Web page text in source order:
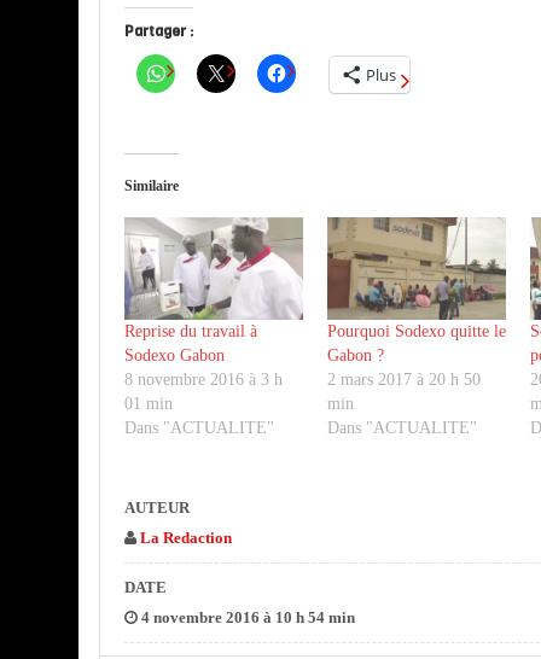
Partager :
Plus
Similaire
Reprise du travail à
Sodexo Gabon
8 novembre 2016 à 3 h
01 min
Dans "ACTUALITE"
Pourquoi Sodexo quitte le
Gabon ?
2 mars 2017 à 20 h 50
min
Dans "ACTUALITE"
AUTEUR
La Redaction
DATE
4 novembre 2016 à 10 h 54 min